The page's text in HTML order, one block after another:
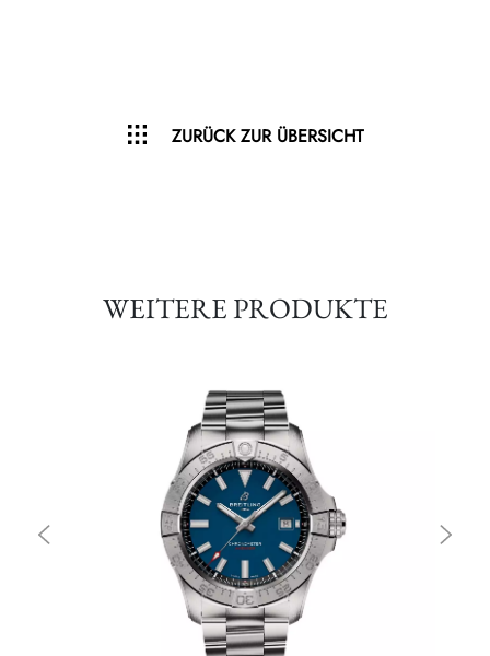
ZURÜCK ZUR ÜBERSICHT
WEITERE PRODUKTE